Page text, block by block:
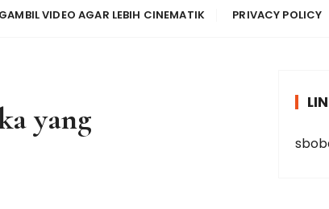
VIDEO AGAR LEBIH CINEMATIK PRIVACY POLICY
yang